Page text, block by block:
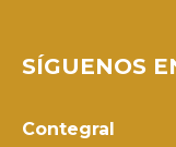
SÍGUENOS
Contegral